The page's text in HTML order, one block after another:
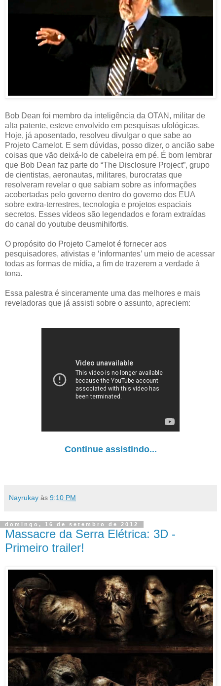
Bob Dean foi membro da inteligência da OTAN, militar de
alta patente, esteve envolvido em pesquisas ufológicas.
Hoje, já aposentado, resolveu divulgar o que sabe ao
Projeto Camelot. E sem dúvidas, posso dizer, o ancião sabe
coisas que vão deixá-lo de cabeleira em pé. É bom lembrar
que Bob Dean faz parte do “The Disclosure Project”, grupo
de cientistas, aeronautas, militares, burocratas que
resolveram revelar o que sabiam sobre as informações
acobertadas pelo governo dentro do governo dos EUA
sobre extra-terrestres, tecnologia e projetos espaciais
secretos. Esses vídeos são legendados e foram extraídas
do canal do youtube deusmihifortis.
O propósito do Projeto Camelot é fornecer aos
pesquisadores, ativistas e ‘informantes’ um meio de acessar
todas as formas de mídia, a fim de trazerem a verdade à
tona.
Essa palestra é sinceramente uma das melhores e mais
reveladoras que já assisti sobre o assunto, apreciem:
Continue assistindo...
Nayrukay às 9:10 PM
domingo, 16 de setembro de 2012
Massacre da Serra Elétrica: 3D -
Primeiro trailer!